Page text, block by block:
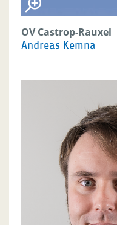
OV Castrop-Rauxel
Andreas Kemna